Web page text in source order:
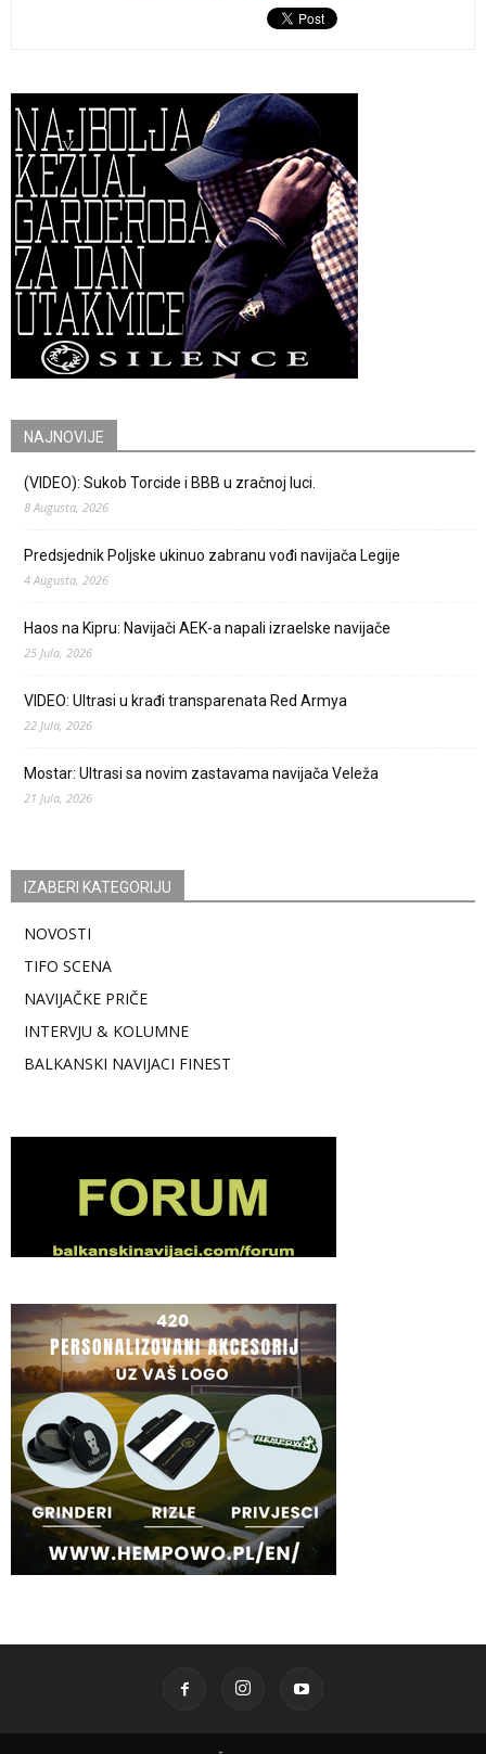
NAJNOVIJE
(VIDEO): Sukob Torcide i BBB u zračnoj luci.
8 Augusta, 2026
Predsjednik Poljske ukinuo zabranu vođi navijača Legije
4 Augusta, 2026
Haos na Kipru: Navijači AEK-a napali izraelske navijače
25 Jula, 2026
VIDEO: Ultrasi u krađi transparenata Red Armya
22 Jula, 2026
Mostar: Ultrasi sa novim zastavama navijača Veleža
21 Jula, 2026
IZABERI KATEGORIJU
NOVOSTI
TIFO SCENA
NAVIJAČKE PRIČE
INTERVJU & KOLUMNE
BALKANSKI NAVIJACI FINEST